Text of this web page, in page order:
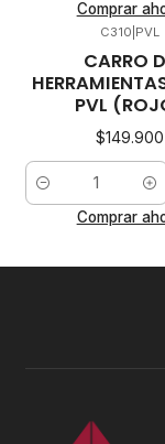
Comprar
C310 PVL
CARRO
PVL
$149.900
Cantidad
Comprar